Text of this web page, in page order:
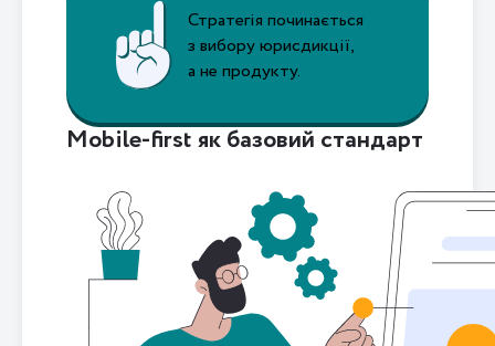
Стратегія починається
з вибору юрисдикції,
а не продукту.
Mobile-first як базовий стандарт